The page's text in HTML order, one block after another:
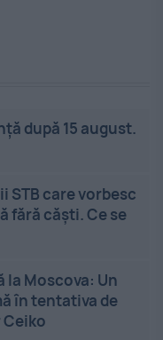
după 15 august.
STB care vorbesc
fără căști. Ce se
Moscova: Un
în tentativa de